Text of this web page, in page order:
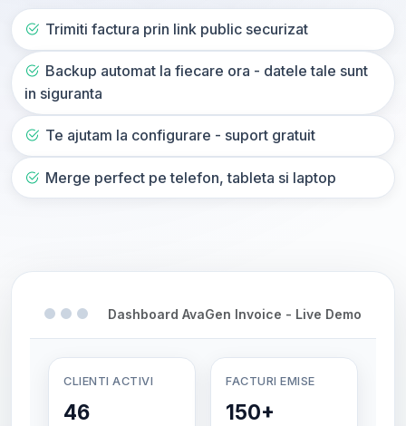
Trimiti factura prin link public securizat
Backup automat la fiecare ora - datele tale sunt
in siguranta
Te ajutam la configurare - suport gratuit
Merge perfect pe telefon, tableta si laptop
Dashboard AvaGen Invoice - Live Demo
CLIENTI ACTIVI
46
FACTURI EMISE
150+